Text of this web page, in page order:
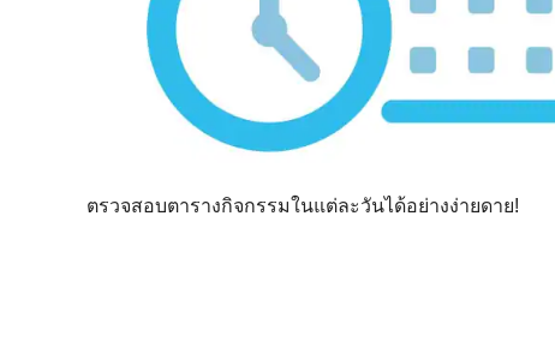
ตรวจสอบตารางกิจกรรมในแต่ละวันได้อย่างง่ายดาย!